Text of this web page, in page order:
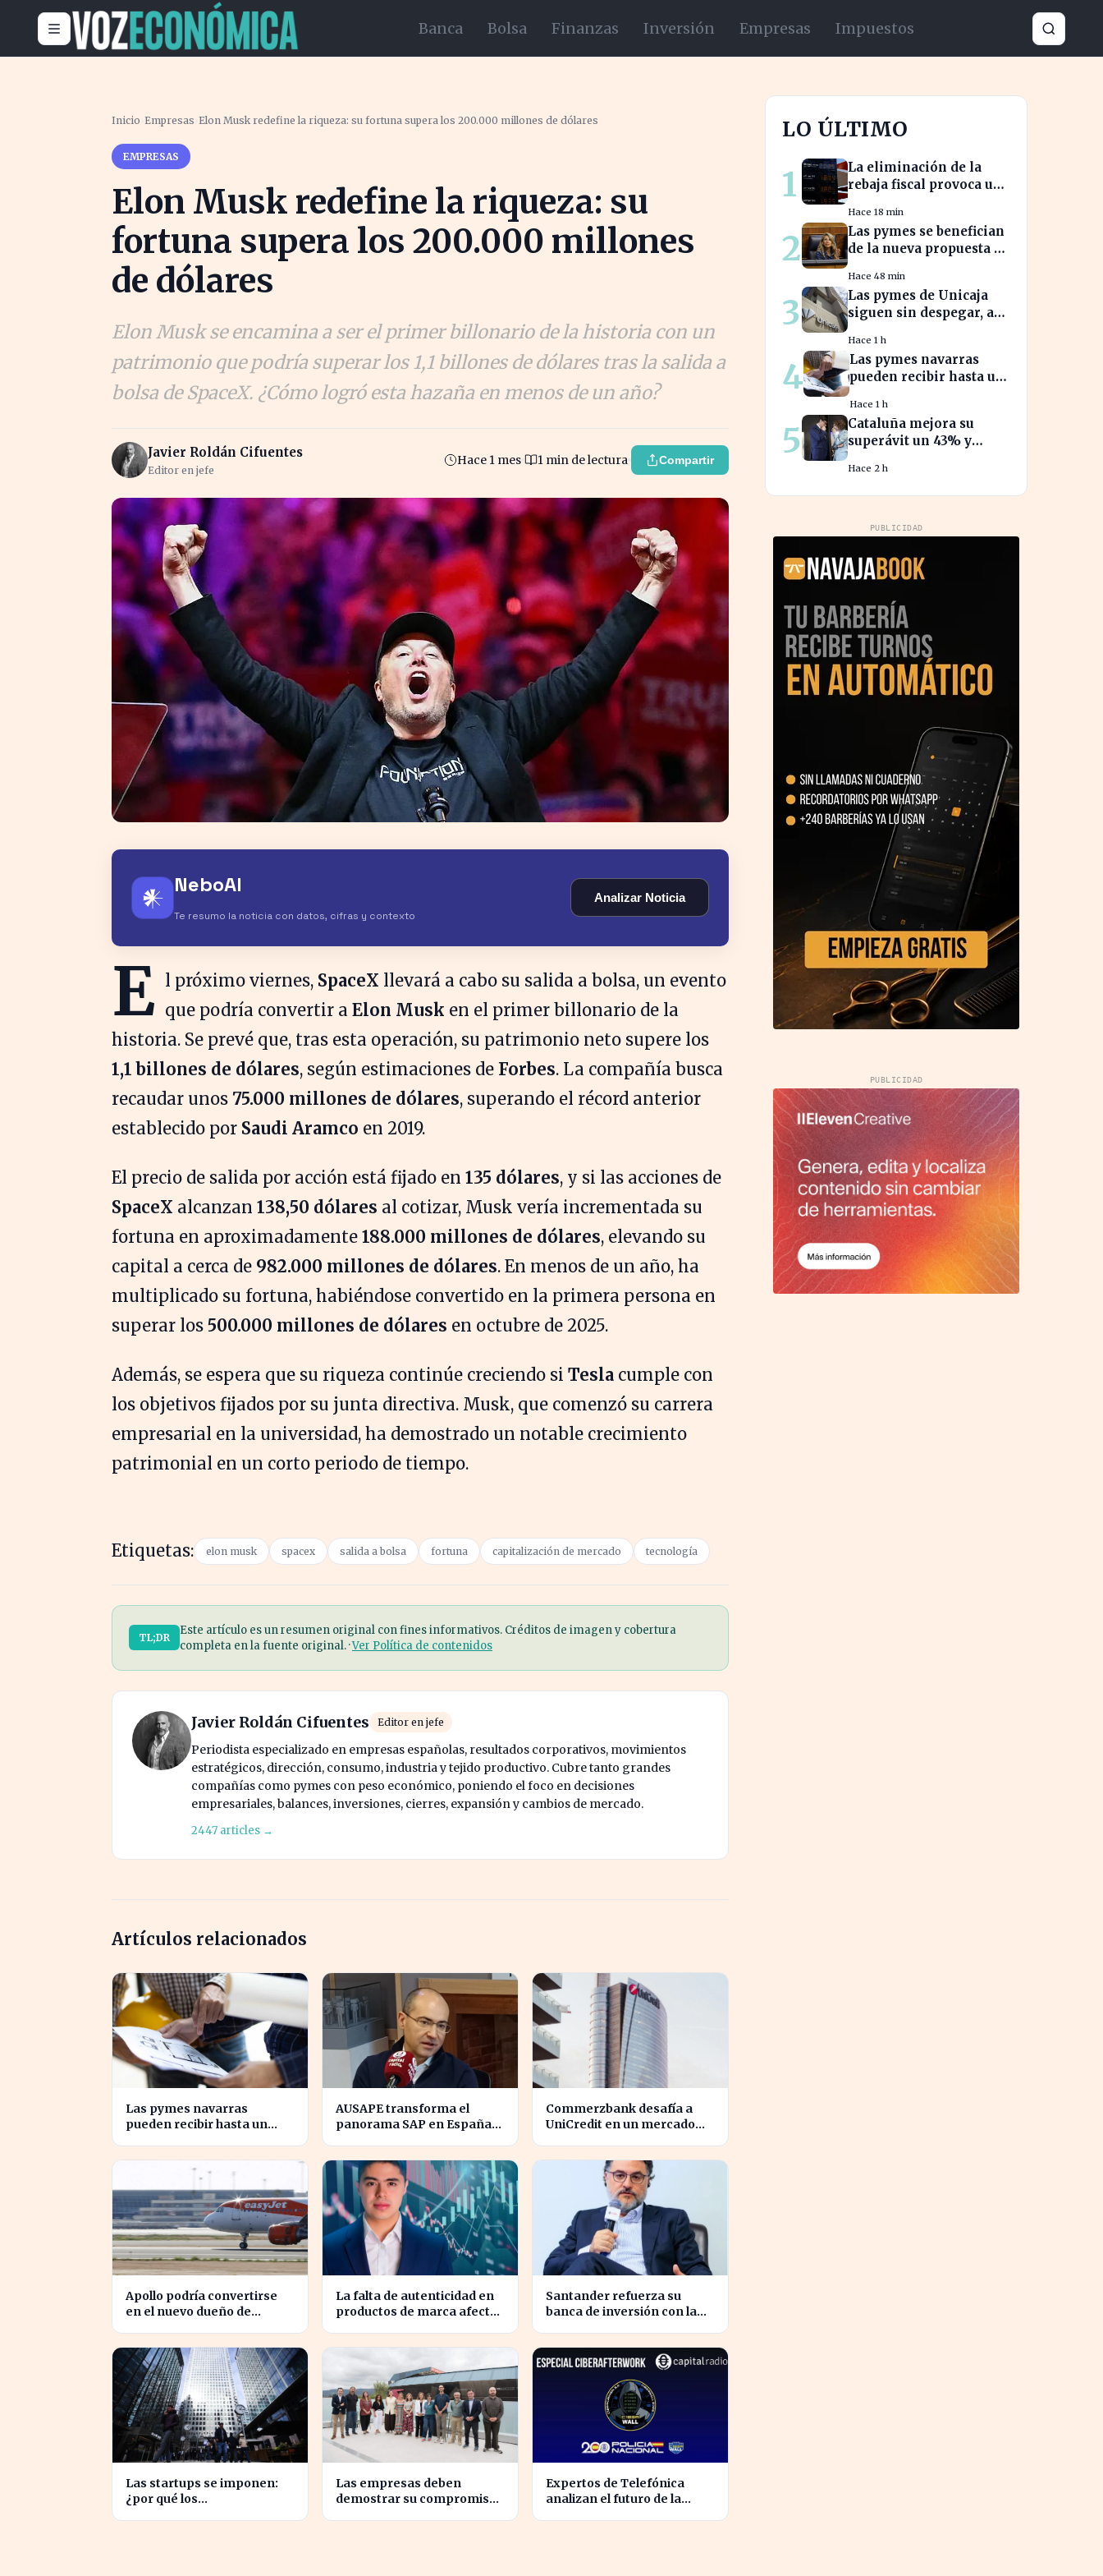
Banca Bolsa Finanzas Inversión Empresas Impuestos
Inicio ›Empresas ›Elon Musk redefine la riqueza: su fortuna supera los 200.000 millones de dólares
EMPRESAS
Elon Musk redefine la riqueza: su
fortuna supera los 200.000 millones
de dólares
Elon Musk se encamina a ser el primer billonario de la historia con un
patrimonio que podría superar los 1,1 billones de dólares tras la salida a
bolsa de SpaceX. ¿Cómo logró esta hazaña en menos de un año?
Javier Roldán Cifuentes
Editor en jefe
Hace 1 mes 1 min de lectura Compartir
𒀭 NeboAI
Te resumo la noticia con datos, cifras y contexto
Analizar Noticia
E l próximo viernes, SpaceX llevará a cabo su salida a bolsa, un evento
que podría convertir a Elon Musk en el primer billonario de la
historia. Se prevé que, tras esta operación, su patrimonio neto supere los
1,1 billones de dólares, según estimaciones de Forbes. La compañía busca
recaudar unos 75.000 millones de dólares, superando el récord anterior
establecido por Saudi Aramco en 2019.
El precio de salida por acción está fijado en 135 dólares, y si las acciones de
SpaceX alcanzan 138,50 dólares al cotizar, Musk vería incrementada su
fortuna en aproximadamente 188.000 millones de dólares, elevando su
capital a cerca de 982.000 millones de dólares. En menos de un año, ha
multiplicado su fortuna, habiéndose convertido en la primera persona en
superar los 500.000 millones de dólares en octubre de 2025.
Además, se espera que su riqueza continúe creciendo si Tesla cumple con
los objetivos fijados por su junta directiva. Musk, que comenzó su carrera
empresarial en la universidad, ha demostrado un notable crecimiento
patrimonial en un corto periodo de tiempo.
Etiquetas: elon musk spacex salida a bolsa fortuna capitalización de mercado tecnología
TL;DR
Este artículo es un resumen original con fines informativos. Créditos de imagen y cobertura
completa en la fuente original. ·Ver Política de contenidos
Javier Roldán Cifuentes Editor en jefe
Periodista especializado en empresas españolas, resultados corporativos, movimientos
estratégicos, dirección, consumo, industria y tejido productivo. Cubre tanto grandes
compañías como pymes con peso económico, poniendo el foco en decisiones
empresariales, balances, inversiones, cierres, expansión y cambios de mercado.
2447 articles →
Artículos relacionados
Las pymes navarras
pueden recibir hasta un
AUSAPE transforma el
panorama SAP en España
Commerzbank desafía a
UniCredit en un mercado
Apollo podría convertirse
en el nuevo dueño de
La falta de autenticidad en
productos de marca afecta
Santander refuerza su
banca de inversión con la
Las startups se imponen:
¿por qué los
Las empresas deben
demostrar su compromiso
Expertos de Telefónica
analizan el futuro de la
LO ÚLTIMO
1
La eliminación de la
rebaja fiscal provoca un
precios de carburante
este verano
Hace 18 min
2
Las pymes se benefician
de la nueva propuesta de
de Díaz
Hace 48 min
3
Las pymes de Unicaja
siguen sin despegar, a
banca empresarial
Hace 1 h
4
Las pymes navarras
pueden recibir hasta un
sus productos y
procesos
Hace 1 h
5
Cataluña mejora su
superávit un 43% y
financiera con el
Gobierno
Hace 2 h
PUBLICIDAD
PUBLICIDAD